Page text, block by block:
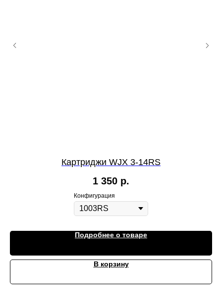
Картриджи WJX 3-14RS
1 350 р.
Конфигурация
Подробнее о товаре
В корзину